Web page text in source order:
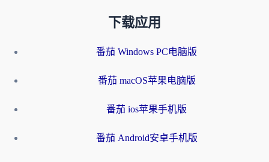
下载应用
番茄 Windows PC电脑版
番茄 macOS苹果电脑版
番茄 ios苹果手机版
番茄 Android安卓手机版